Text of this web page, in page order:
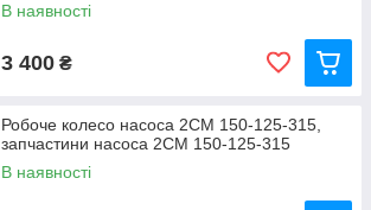
В наявності
3 400 ₴
Робоче колесо насоса 2СМ 150-125-315,
запчастини насоса 2СМ 150-125-315
В наявності